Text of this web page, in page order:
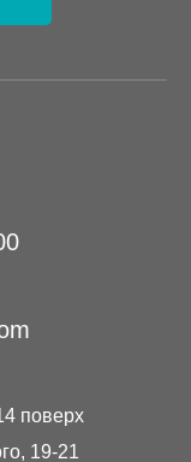
поверх
19-21